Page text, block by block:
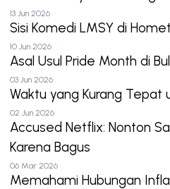
13 Jun 2026
Sisi Komedi LMSY di
10 Jun 2026
Asal Usul Pride Month di
03 Jun 2026
Waktu yang Kurang Tepat
02 Jun 2026
Accused Netflix: Nonton
Karena Bagus
06 Mar 2026
Memahami Hubungan